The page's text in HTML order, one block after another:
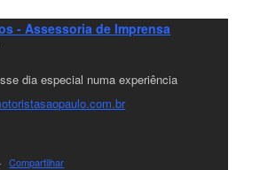
- Assessoria de Imprensa
dia especial numa experiência
· Compartilhar